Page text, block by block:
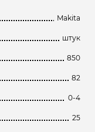
Makita
штук
850
82
0-4
25